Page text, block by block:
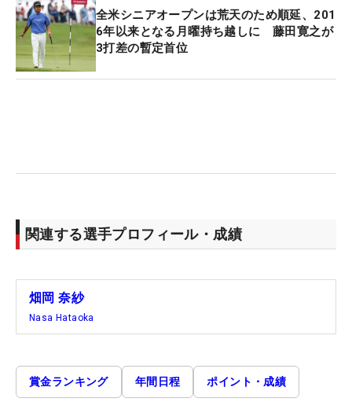
全米シニアオープンは荒天のため順延、201
6年以来となる月曜持ち越しに 藤田寛之が
3打差の暫定首位
関連する選手プロフィール・成績
畑岡 奈紗
Nasa Hataoka
賞金ランキング 年間日程 ポイント・成績